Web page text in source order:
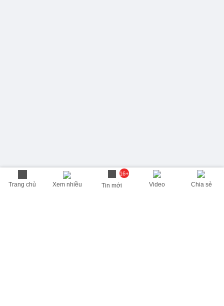
Trang chủ Xem nhiều
16+
Tin mới Video Chia sẻ